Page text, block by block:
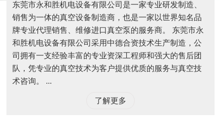
东莞市永和胜机电设备有限公司是一家专业研发制造、
销售为一体的真空设备制造商，也是一家以世界知名品
牌专业代理销售、维修进口真空泵的服务商。 东莞市永
和胜机电设备有限公司采用中德合资技术生产制造，公
司拥有一支经验丰富的专业资深工程师和强大的售后团
队，凭专业的真空技术为客户提供优质的服务与真空技
术咨询。 ...
了解更多